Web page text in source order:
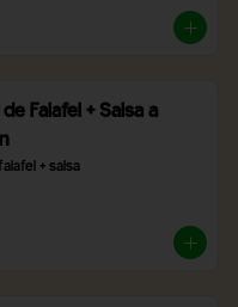
de Falafel + Salsa a
+ salsa